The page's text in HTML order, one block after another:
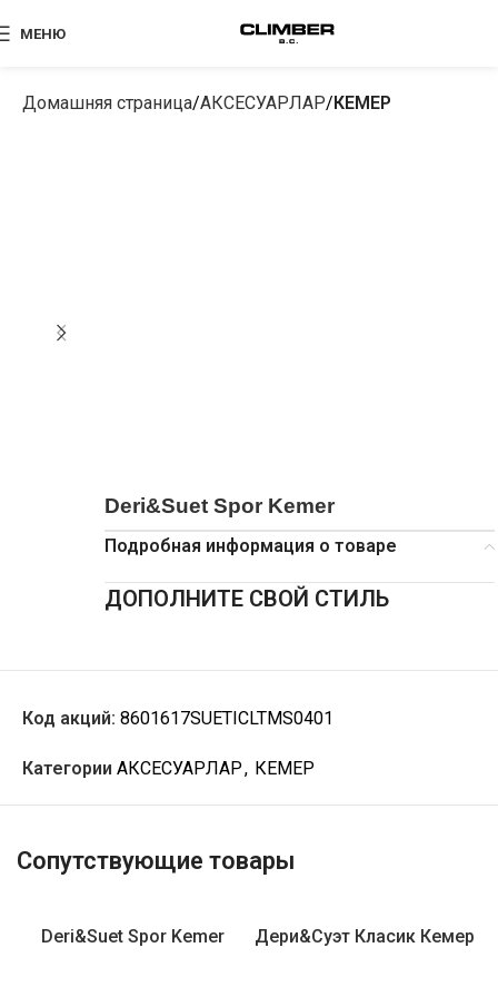
МЕНЮ
Домашняя страница АКСЕСУАРЛАР КЕМЕР
Deri&Suet Spor Kemer
Подробная информация о товаре
ДОПОЛНИТЕ СВОЙ СТИЛЬ
Код акций: 8601617SUETICLTMS0401
Категории АКСЕСУАРЛАР, КЕМЕР
Сопутствующие товары
Deri&Suet Spor Kemer Дери&Суэт Класик Кемер